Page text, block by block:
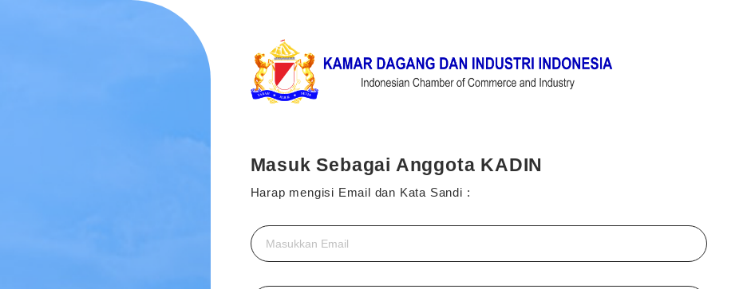
Masuk Sebagai Anggota KADIN
Harap mengisi Email dan Kata Sandi :